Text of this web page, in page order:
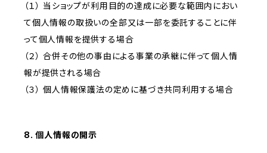
（１） 当ショップが利用目的の達成に必要な範囲内におい
て個人情報の取扱いの全部又は一部を委託することに伴
って個人情報を提供する場合
（２） 合併その他の事由による事業の承継に伴って個人情
報が提供される場合
（３） 個人情報保護法の定めに基づき共同利用する場合
8. 個人情報の開示